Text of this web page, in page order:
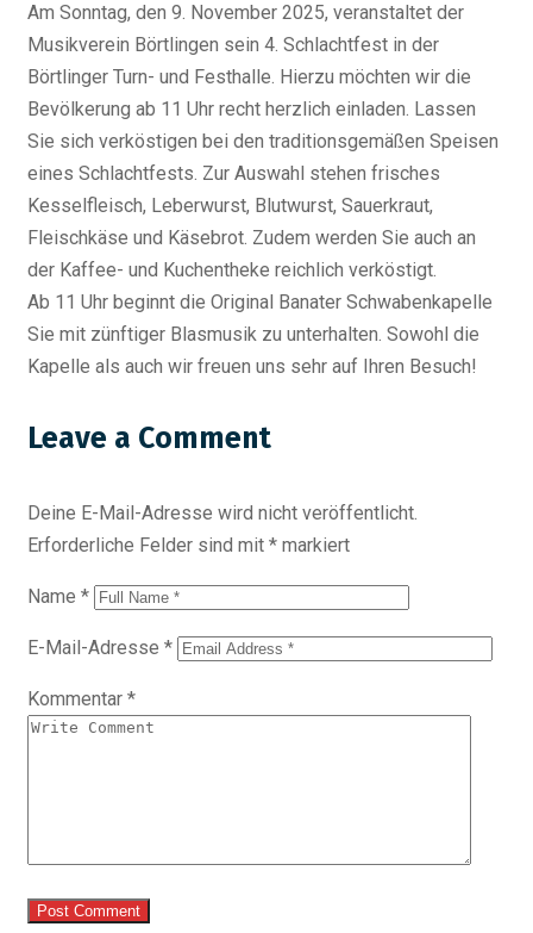
Am Sonntag, den 9. November 2025, veranstaltet der
Musikverein Börtlingen sein 4. Schlachtfest in der
Börtlinger Turn- und Festhalle. Hierzu möchten wir die
Bevölkerung ab 11 Uhr recht herzlich einladen. Lassen
Sie sich verköstigen bei den traditionsgemäßen Speisen
eines Schlachtfests. Zur Auswahl stehen frisches
Kesselfleisch, Leberwurst, Blutwurst, Sauerkraut,
Fleischkäse und Käsebrot. Zudem werden Sie auch an
der Kaffee- und Kuchentheke reichlich verköstigt.
Ab 11 Uhr beginnt die Original Banater Schwabenkapelle
Sie mit zünftiger Blasmusik zu unterhalten. Sowohl die
Kapelle als auch wir freuen uns sehr auf Ihren Besuch!
Leave a Comment
Deine E-Mail-Adresse wird nicht veröffentlicht.
Erforderliche Felder sind mit * markiert
Name *
E-Mail-Adresse *
Kommentar *